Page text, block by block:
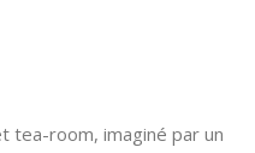
tea-room, imaginé par un